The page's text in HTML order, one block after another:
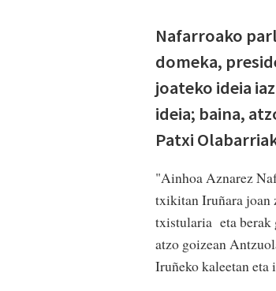
Nafarroako
domeka,
joateko ideia
ideia; baina,
Patxi
"Ainhoa Aznarez
txikitan Iruñara joan
txistularia eta berak
atzo goizean
Iruñeko kaleetan